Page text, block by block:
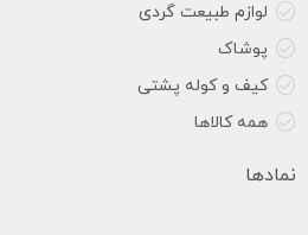
لوازم طبیعت گردی
پوشاک
کیف و کوله پشتی
همه کالاها
نمادها